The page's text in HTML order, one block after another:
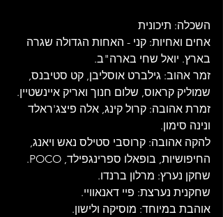
השכלה: תיכונית
אחים ואחיות: קני - האחות הגדולה שגרה
בארץ. יואל שחי בארה"ב.
זמר אהוב: גילברט אוסליבן, קט סטיבנס,
שמוליק קראוס, שלום חנוך ואריק איינשטיין.
זמרת אהובה: קרול קינג, אלה פיצג'ראלד
ונינה סימון.
להקה אהובה: קרוסבי סטילס נאש ויאנג,
החיפושיות, בופאלו ספרינגפילד, POCO.
שחקן נערץ: מרלון ברנדו.
שחקנית נערצת: פיי דאנאוויי.
אוהבת במיוחד: מוסיקה ולישון.